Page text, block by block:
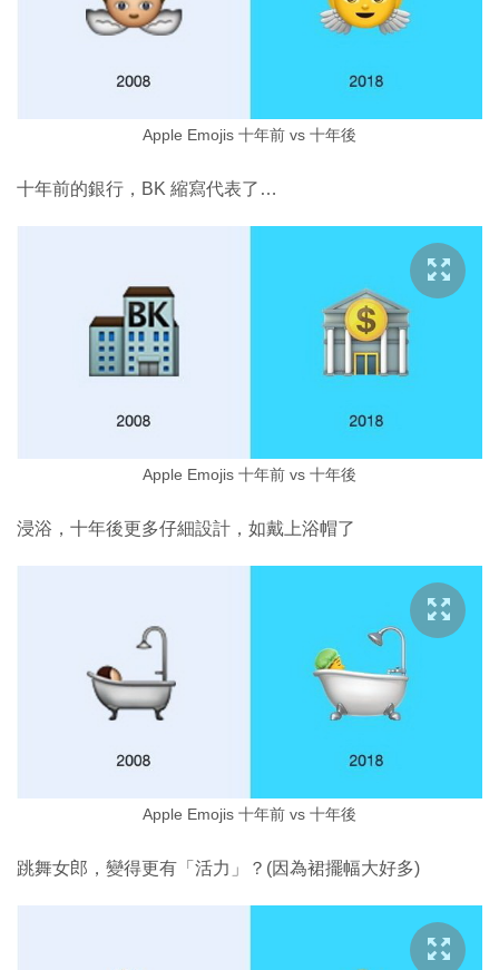
Apple Emojis 十年前 vs 十年後
十年前的銀行，BK 縮寫代表了…
Apple Emojis 十年前 vs 十年後
浸浴，十年後更多仔細設計，如戴上浴帽了
Apple Emojis 十年前 vs 十年後
跳舞女郎，變得更有「活力」？(因為裙擺幅大好多)